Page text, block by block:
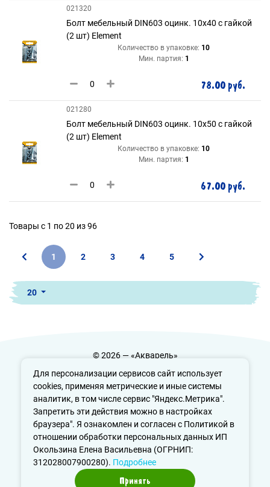
Для персонализации сервисов сайт использует
cookies, применяя метрические и иные системы
аналитик, в том числе сервис "Яндекс.Метрика".
Запретить эти действия можно в настройках
браузера". Я ознакомлен и согласен с Политикой в
отношении обработки персональных данных ИП
Окользина Елена Васильевна (ОГРНИП:
312028007900280). Подробнее
Принять
021320
Болт мебельный DIN603 оцинк. 10х40 с гайкой
(2 шт) Element
Количество в упаковке: 10
Мин. партия: 1
78.00 руб.
021280
Болт мебельный DIN603 оцинк. 10х50 с гайкой
(2 шт) Element
Количество в упаковке: 10
Мин. партия: 1
67.00 руб.
Товары с 1 по 20 из 96
1 2 3 4 5
20
© 2026 — «Акварель»
Политика конфиденциальности